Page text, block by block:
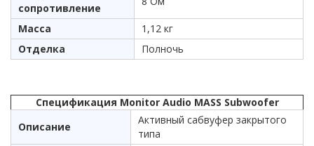
сопротивление
Масса
1,12 кг
Отделка
Полночь
Спецификация Monitor Audio MASS Subwoofer
Описание
Активный сабвуфер закрытого
типа